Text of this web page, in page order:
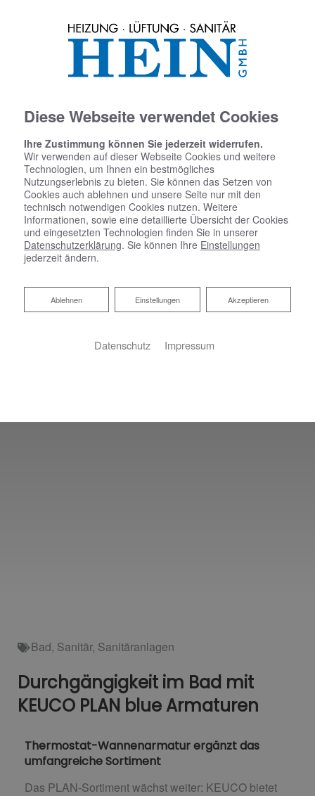
Bad, Sanitär, Sanitäranlagen
Durchgängigkeit im Bad mit
KEUCO PLAN blue Armaturen
Thermostat-Wannenarmatur ergänzt das
umfangreiche Sortiment
Das PLAN-Sortiment wächst weiter: KEUCO bietet
Diese Webseite verwendet Cookies
Ihre Zustimmung können Sie jederzeit widerrufen.
Wir verwenden auf dieser Webseite Cookies und weitere
Technologien, um Ihnen ein bestmögliches
Nutzungserlebnis zu bieten. Sie können das Setzen von
Cookies auch ablehnen und unsere Seite nur mit den
technisch notwendigen Cookies nutzen. Weitere
Informationen, sowie eine detaillierte Übersicht der Cookies
und eingesetzten Technologien finden Sie in unserer
Datenschutzerklärung. Sie können Ihre Einstellungen
jederzeit ändern.
Akzeptieren
Einstellungen
Ablehnen
Ablehnen
Datenschutz Impressum